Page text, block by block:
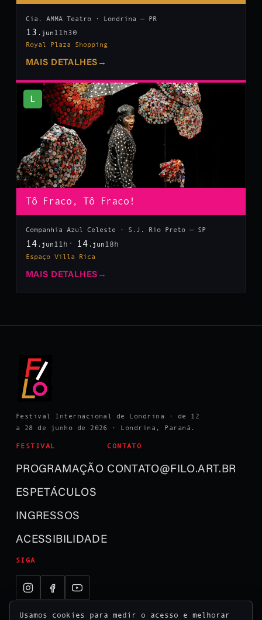
Cia. AMMA Teatro · Londrina — PR
13 .jun 11h30
Royal Plaza Shopping
MAIS DETALHES →
L
Tô Fraco, Tô Fraco!
Companhia Azul Celeste · S.J. Rio Preto — SP
14 .jun 11h 14 .jun 18h
Espaço Villa Rica
MAIS DETALHES →
Festival Internacional de Londrina · de 12
a 28 de junho de 2026 · Londrina, Paraná.
FESTIVAL
PROGRAMAÇÃO
ESPETÁCULOS
INGRESSOS
ACESSIBILIDADE
CONTATO
CONTATO@FILO.ART.BR
SIGA
Usamos cookies para medir o acesso e melhorar